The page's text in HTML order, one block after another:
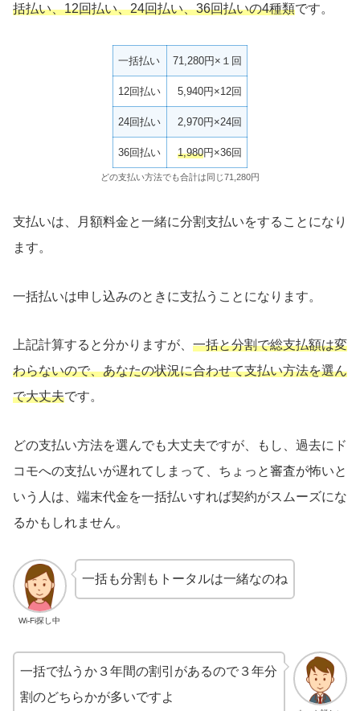
括払い、12回払い、24回払い、36回払いの4種類です。
一括払い 71,280円×１回
12回払い 5,940円×12回
24回払い 2,970円×24回
36回払い 1,980円×36回
どの支払い方法でも合計は同じ71,280円
支払いは、月額料金と一緒に分割支払いをすることになり
ます。
一括払いは申し込みのときに支払うことになります。
上記計算すると分かりますが、 一括と分割で総支払額は変
わらないので、あなたの状況に合わせて支払い方法を選ん
で大丈夫です。
どの支払い方法を選んでも大丈夫ですが、もし、過去にド
コモへの支払いが遅れてしまって、ちょっと審査が怖いと
いう人は、端末代金を一括払いすれば契約がスムーズにな
るかもしれません。
Wi-Fi探し中
一括も分割もトータルは一緒なのね
一括で払うか３年間の割引があるので３年分
割のどちらかが多いですよ